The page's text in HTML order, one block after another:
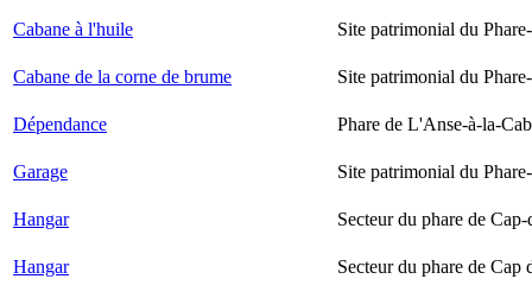
Cabane à l'huile Site patrimonial du
Cabane de la corne de brume Site patrimonial du
Dépendance Phare de L'Anse-à-la-
Garage Site patrimonial du
Hangar Secteur du phare de Cap-
Hangar Secteur du phare de Cap